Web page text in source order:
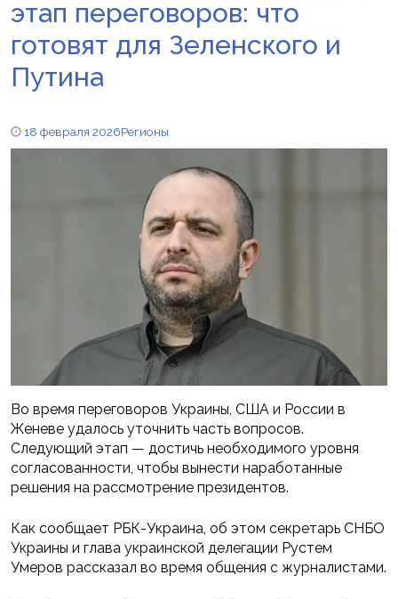
этап переговоров: что
готовят для Зеленского и
Путина
18 февраля 2026Регионы
Во время переговоров Украины, США и России в
Женеве удалось уточнить часть вопросов.
Следующий этап — достичь необходимого уровня
согласованности, чтобы вынести наработанные
решения на рассмотрение президентов.
Как сообщает РБК-Украина, об этом секретарь СНБО
Украины и глава украинской делегации Рустем
Умеров рассказал во время общения с журналистами.